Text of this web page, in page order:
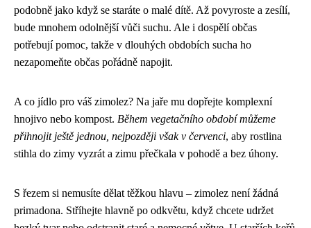
podobně jako když se staráte o malé dítě. Až povyroste a zesílí,
bude mnohem odolnější vůči suchu. Ale i dospělí občas
potřebují pomoc, takže v dlouhých obdobích sucha ho
nezapomeňte občas pořádně napojit.
A co jídlo pro váš zimolez? Na jaře mu dopřejte komplexní
hnojivo nebo kompost. Během vegetačního období můžeme
přihnojit ještě jednou, nejpozději však v červenci, aby rostlina
stihla do zimy vyzrát a zimu přečkala v pohodě a bez úhony.
S řezem si nemusíte dělat těžkou hlavu – zimolez není žádná
primadona. Stříhejte hlavně po odkvětu, když chcete udržet